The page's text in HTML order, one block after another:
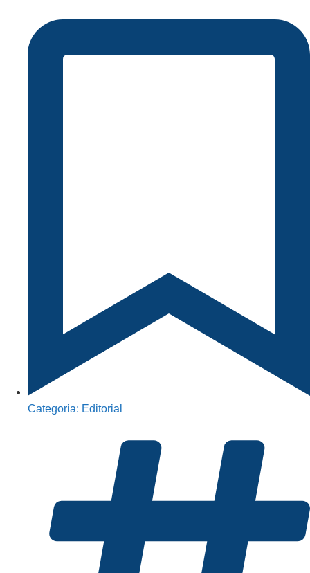
Categoria: Editorial